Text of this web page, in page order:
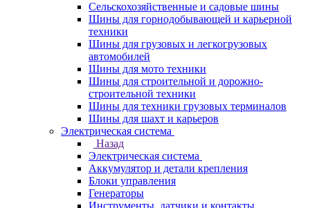
Сельскохозяйственные и садовые шины
Шины для горнодобывающей и карьерной
техники
Шины для грузовых и легкогрузовых
автомобилей
Шины для мото техники
Шины для строительной и дорожно-
строительной техники
Шины для техники грузовых терминалов
Шины для шахт и карьеров
Электрическая система
Назад
Электрическая система
Аккумулятор и детали крепления
Блоки управления
Генераторы
Инструменты, датчики и контакты